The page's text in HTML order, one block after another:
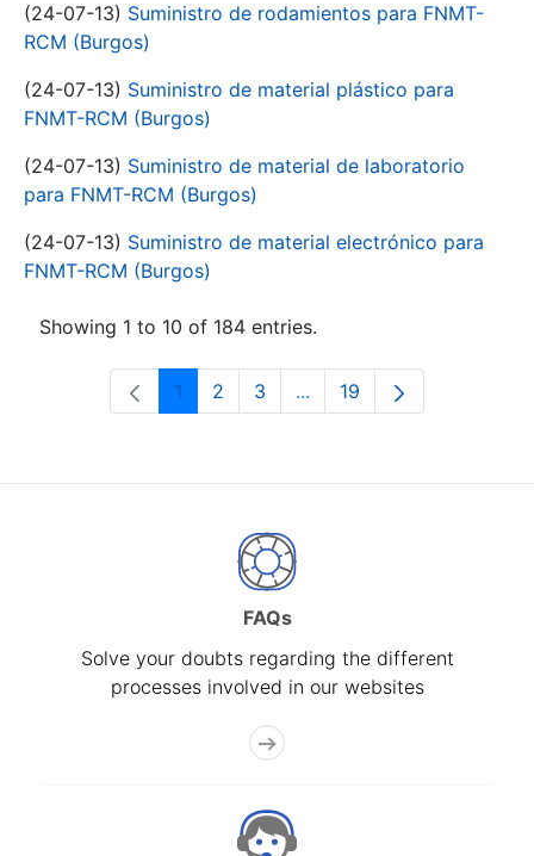
(24-07-13) Suministro de rodamientos para FNMT-
RCM (Burgos)
(24-07-13) Suministro de material plástico para
FNMT-RCM (Burgos)
(24-07-13) Suministro de material de laboratorio
para FNMT-RCM (Burgos)
(24-07-13) Suministro de material electrónico para
FNMT-RCM (Burgos)
Showing 1 to 10 of 184 entries.
Page
1 Page
2 Page
3 ...Intermediate Pages Use
Page
19
FAQs
Solve your doubts regarding the different
processes involved in our websites